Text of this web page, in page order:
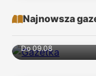
Najnowsza
Do 09.08